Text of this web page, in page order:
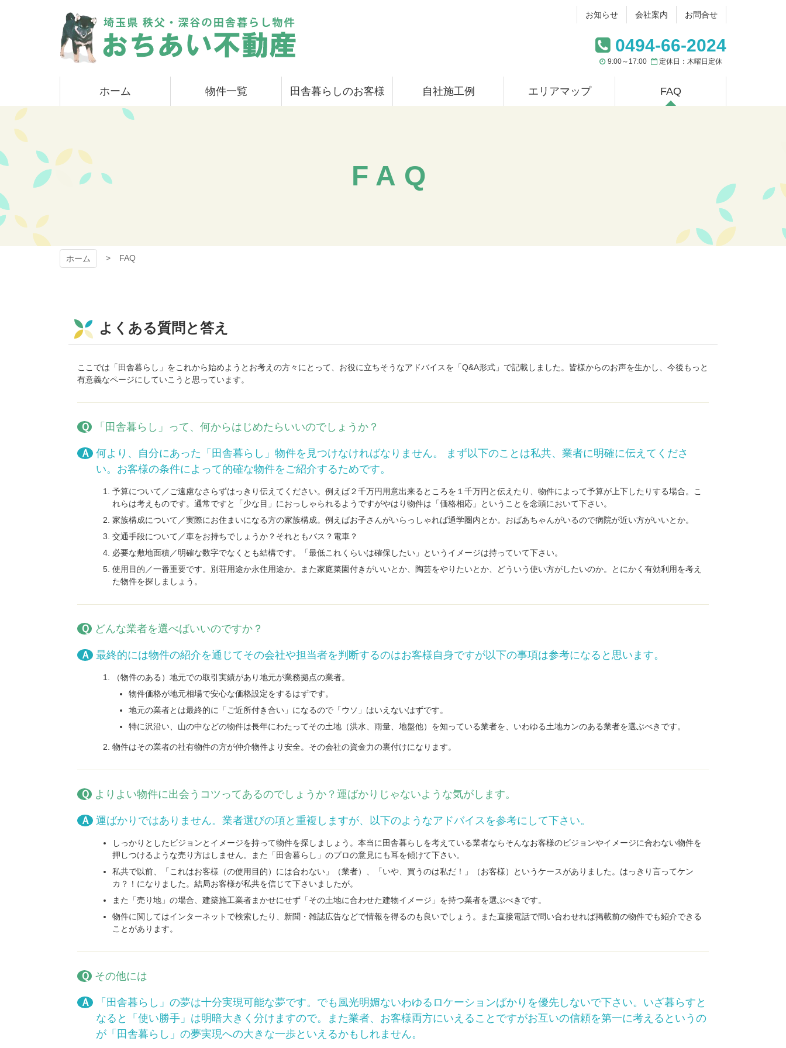
おちあい不動産
0494-66-2024
9:00～17:00 定休日：木曜日定休
お知らせ 会社案内 お問合せ
ホーム 物件一覧 田舎暮らしのお客様 自社施工例 エリアマップ FAQ現在のページ
FAQ
ホーム FAQ
よくある質問と答え
ここでは「田舎暮らし」をこれから始めようとお考えの方々にとって、お役に立ちそうなアドバイスを「Q&A形式」で記載しました。皆様からのお声を生かし、今後もっと
有意義なページにしていこうと思っています。
Ｑ 「田舎暮らし」 って、何からはじめたらいいのでしょうか？
Ａ何より、自分にあった「田舎暮らし」物件を見つけなければなりません。 まず以下のことは私共、業者に明確に伝えてくださ
い。お客様の条件によって的確な物件をご紹介するためです。
予算について／ご遠慮なさらずはっきり伝えてください。例えば２千万円用意出来るところを１千万円と伝えたり、物件によって予算が上下したりする場合。こ
れらは考えものです。通常ですと「少な目」におっしゃられるようですがやはり物件は「価格相応」ということを念頭において下さい。
家族構成について／実際にお住まいになる方の家族構成。例えばお子さんがいらっしゃれば通学圏内とか。おばあちゃんがいるので病院が近い方がいいとか。
交通手段について／車をお持ちでしょうか？それともバス？電車？
必要な敷地面積／明確な数字でなくとも結構です。「最低これくらいは確保したい」というイメージは持っていて下さい。
使用目的／一番重要です。別荘用途か永住用途か。また家庭菜園付きがいいとか、陶芸をやりたいとか、どういう使い方がしたいのか。とにかく有効利用を考え
た物件を探しましょう。
Ｑどんな業者を選べばいいのですか？
Ａ最終的には物件の紹介を通じてその会社や担当者を判断するのはお客様自身ですが以下の事項は参考になると思います。
（物件のある）地元での取引実績があり地元が業務拠点の業者。
物件価格が地元相場で安心な価格設定をするはずです。
地元の業者とは最終的に「ご近所付き合い」になるので「ウソ」はいえないはずです。
特に沢沿い、山の中などの物件は長年にわたってその土地（洪水、雨量、地盤他）を知っている業者を、いわゆる土地カンのある業者を選ぶべきです。
物件はその業者の社有物件の方が仲介物件より安全。その会社の資金力の裏付けになります。
Ｑよりよい物件に出会うコツってあるのでしょうか？運ばかりじゃないような気がします。
Ａ運ばかりではありません。業者選びの項と重複しますが、以下のようなアドバイスを参考にして下さい。
しっかりとしたビジョンとイメージを持って物件を探しましょう。本当に田舎暮らしを考えている業者ならそんなお客様のビジョンやイメージに合わない物件を
押しつけるような売り方はしません。また「田舎暮らし」のプロの意見にも耳を傾けて下さい。
私共で以前、「これはお客様（の使用目的）には合わない」（業者）、「いや、買うのは私だ！」（お客様）というケースがありました。はっきり言ってケン
カ？！になりました。結局お客様が私共を信じて下さいましたが。
また「売り地」の場合、建築施工業者まかせにせず「その土地に合わせた建物イメージ」を持つ業者を選ぶべきです。
物件に関してはインターネットで検索したり、新聞・雑誌広告などで情報を得るのも良いでしょう。また直接電話で問い合わせれば掲載前の物件でも紹介できる
ことがあります。
Ｑその他には
Ａ 「田舎暮らし」 の夢は十分実現可能な夢です。でも風光明媚ないわゆるロケーションばかりを優先しないで下さい。いざ暮らすと
なると「使い勝手」は明暗大きく分けますので。また業者、お客様両方にいえることですがお互いの信頼を第一に考えるというの
が「田舎暮らし」の夢実現への大きな一歩といえるかもしれません。